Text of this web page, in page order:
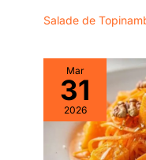
Salade de
Mar
31
2026